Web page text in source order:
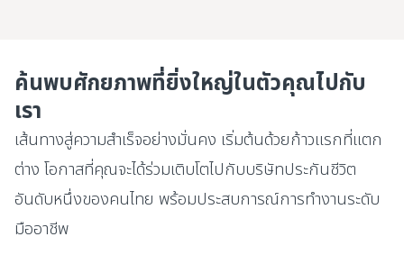
ค้นพบศักยภาพที่ยิ่งใหญ่ในตัวคุณไปกับ
เรา
เส้นทางสู่ความสำเร็จอย่างมั่นคง เริ่มต้นด้วยก้าวแรกที่แตก
ต่าง โอกาสที่คุณจะได้ร่วมเติบโตไปกับบริษัทประกันชีวิต
อันดับหนึ่งของคนไทย พร้อมประสบการณ์การทำงานระดับ
มืออาชีพ